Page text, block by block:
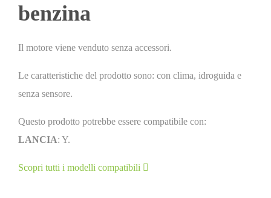
benzina
Il motore viene venduto senza accessori.
Le caratteristiche del prodotto sono: con clima, idroguida e
senza sensore.
Questo prodotto potrebbe essere compatibile con:
LANCIA: Y.
Scopri tutti i modelli compatibili